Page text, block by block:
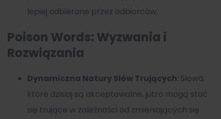
lepiej odbierane przez odbiorców.
Poison Words: Wyzwania i
Rozwiązania
Dynamiczna Natury Słów Trujących: Słowa,
które dzisiaj są akceptowalne, jutro mogą stać
się trujące w zależności od zmieniających się